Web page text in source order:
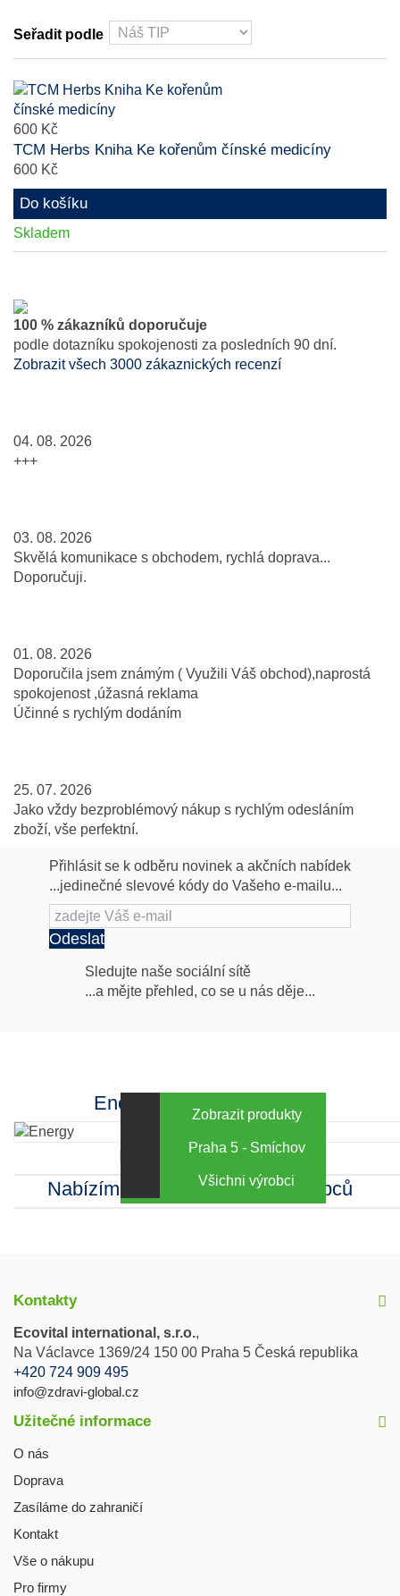
Seřadit podle
600 Kč
TCM Herbs Kniha Ke kořenům čínské medicíny
600 Kč
Do košíku
Skladem
100 % zákazníků doporučuje
podle dotazníku spokojenosti za posledních 90 dní.
Zobrazit všech 3000 zákaznických recenzí
04. 08. 2026
+++
03. 08. 2026
Skvělá komunikace s obchodem, rychlá doprava...
Doporučuji.
01. 08. 2026
Doporučila jsem známým ( Využili Váš obchod),naprostá
spokojenost ,úžasná reklama
Účinné s rychlým dodáním
25. 07. 2026
Jako vždy bezproblémový nákup s rychlým odesláním
zboží, vše perfektní.
Přihlásit se k odběru novinek a akčních nabídek
...jedinečné slevové kódy do Vašeho e-mailu...
Odeslat
Následujte
Sledujte naše sociální sítě
...a mějte přehled, co se u nás děje...
Energy za výhodné ceny
Zobrazit produkty
Kamenná prodejna
Praha 5 - Smíchov
Nabízíme sortiment mnoha výrobců
Všichni výrobci
Kontakty
Ecovital international, s.r.o.,
Na Václavce 1369/24 150 00 Praha 5 Česká republika
+420 724 909 495
info@zdravi-global.cz
Užitečné informace
O nás
Doprava
Zasíláme do zahraničí
Kontakt
Vše o nákupu
Pro firmy